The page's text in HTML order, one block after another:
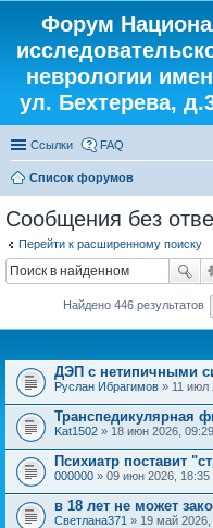
Форум
неврологии
ул. Бехтерева,
Ссылки FAQ
Список форумов
Сообщения без
Перейти к расширенному поиску
Найдено 446 результатов
ДЭП с нетипичными
Руслан Ибрагимов » 11 июл
Транспедикулярная
Kat1502 » 18 июн 2026,
Психиатр поставит
000000 » 09 июн 2026,
в 18 лет не может
Светлана371 » 19 май